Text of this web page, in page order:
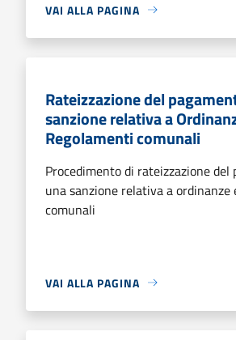
VAI ALLA PAGINA
Rateizzazione del
sanzione relativa a
Regolamenti comunali
Procedimento di rateizzazione del
una sanzione relativa a ordinanze
comunali
VAI ALLA PAGINA